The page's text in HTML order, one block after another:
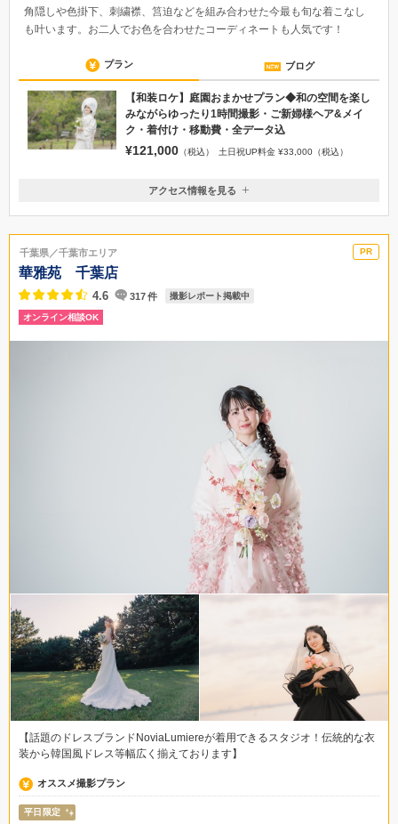
角隠しや色掛下、刺繍襟、筥迫などを組み合わせた今最も旬な着こなし
も叶います。お二人でお色を合わせたコーディネートも人気です！
プラン ブログ
【和装ロケ】庭園おまかせプラン◆和の空間を楽し
みながらゆったり1時間撮影・ご新婦様ヘア&メイ
ク・着付け・移動費・全データ込
¥121,000 （税込） 土日祝UP料金 ¥33,000（税込）
千葉県柏市末広町14-1 ザ・クレストホテル柏2階
04-7157-0328
アクセス情報を見る
千葉県／千葉市エリア
華雅苑 千葉店
4.6 317件 撮影レポート掲載中
オンライン相談OK
【話題のドレスブランドNoviaLumiereが着用できるスタジオ！伝統的な衣
装から韓国風ドレス等幅広く揃えております】
オススメ撮影プラン
平日限定